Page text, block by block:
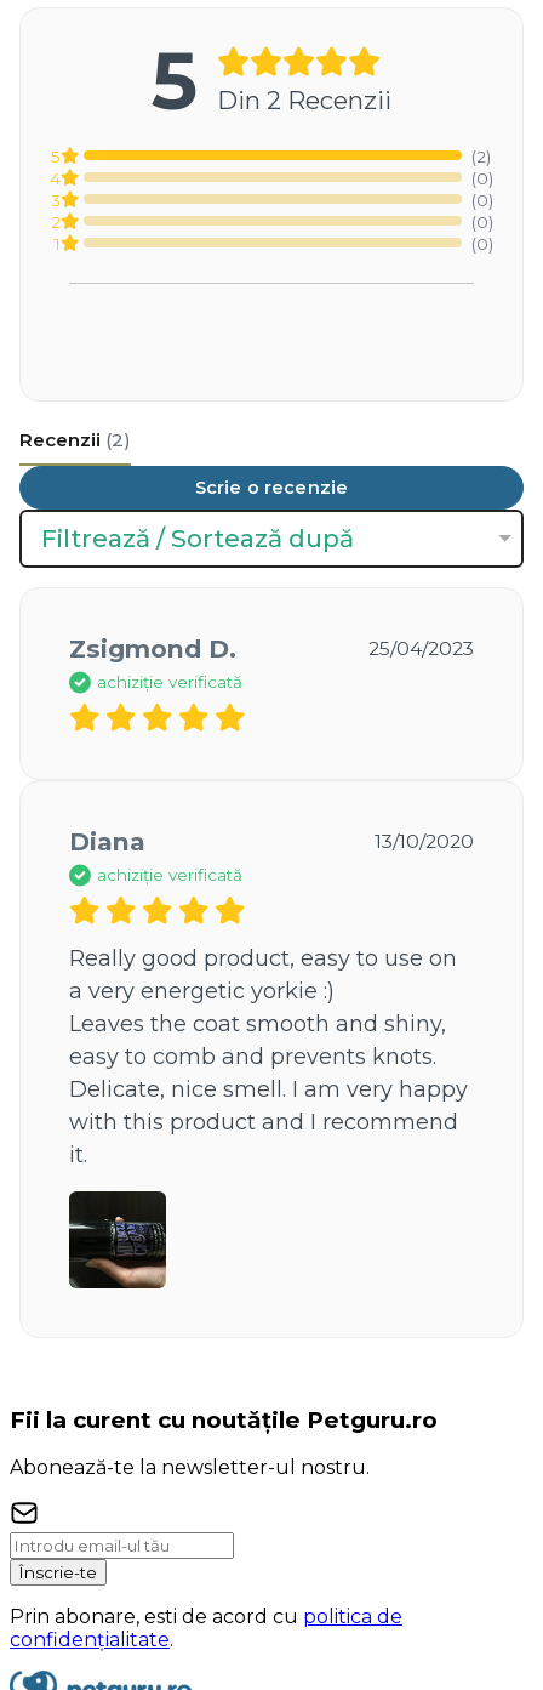
5 Din 2 Recenzii
5
(2)
4
(0)
3
(0)
2
(0)
1
(0)
Recenzii (2)
Scrie o recenzie
Filtrează / Sortează după
Zsigmond D. 25/04/2023
achiziție verificată
Diana 13/10/2020
achiziție verificată
Really good product, easy to use on
a very energetic yorkie :)
Leaves the coat smooth and shiny,
easy to comb and prevents knots.
Delicate, nice smell. I am very happy
with this product and I recommend
it.
Fii la curent cu noutățile Petguru.ro
Abonează-te la newsletter-ul nostru.
Înscrie-te
Prin abonare, esti de acord cu politica de
confidențialitate.